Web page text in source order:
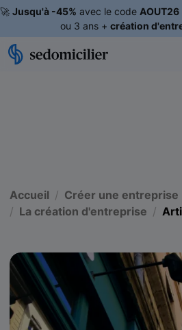
🚀 Jusqu'à -45% avec le code AOUT26
ou 3 ans + création
Accueil
Créer une entreprise
La création d'entreprise